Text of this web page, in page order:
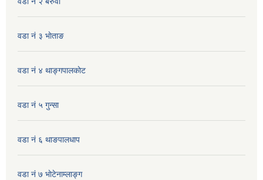
वडा नं ३ भाेताङ
वडा नं ४ थाङ्गपालकाेट
वडा नं ५ गुन्सा
वडा नं ६ थाङपालधाप
वडा नं ७ भाेटेनाम्लाङ्ग